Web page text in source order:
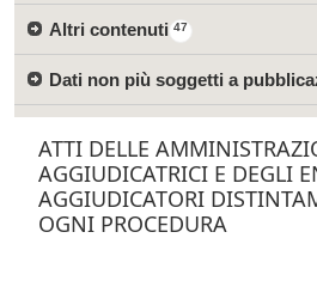
47
Altri contenuti
Dati non più soggetti a
ATTI DELLE
AGGIUDICATRICI E DEGLI
AGGIUDICATORI
OGNI PROCEDURA